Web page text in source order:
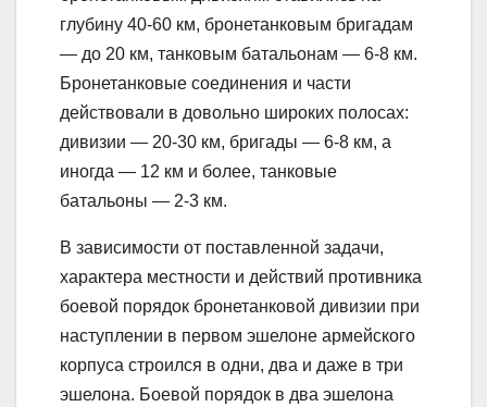
глубину 40-60 км, бронетанковым бригадам
— до 20 км, танковым батальонам — 6-8 км.
Бронетанковые соединения и части
действовали в довольно широких полосах:
дивизии — 20-30 км, бригады — 6-8 км, а
иногда — 12 км и более, танковые
батальоны — 2-3 км.
В зависимости от поставленной задачи,
характера местности и действий противника
боевой порядок бронетанковой дивизии при
наступлении в первом эшелоне армейского
корпуса строился в одни, два и даже в три
эшелона. Боевой порядок в два эшелона